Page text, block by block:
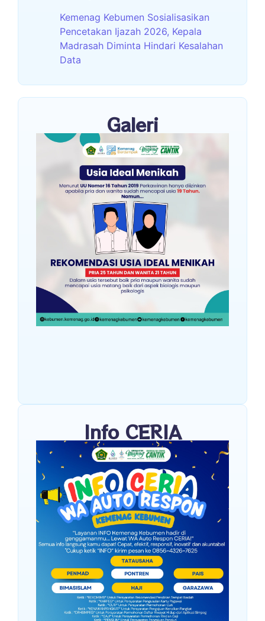
Kemenag Kebumen Sosialisasikan
Pencetakan Ijazah 2026, Kepala
Madrasah Diminta Hindari Kesalahan
Data
Galeri
Info CERIA